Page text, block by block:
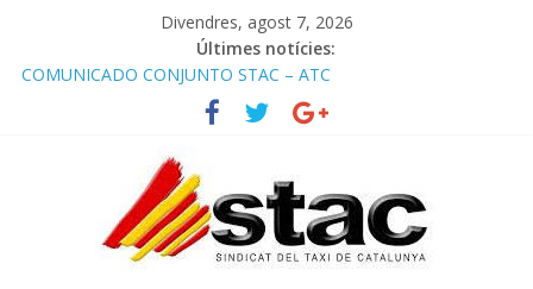
Divendres, agost 7, 2026
Últimes notícies:
COMUNICADO CONJUNTO STAC – ATC
Comunicado STAC/ ATC de la reunión con los Mossos d
‘Esquadra del aeropuerto de Barcelona.
Programa de Radio TAXI LIBRE 29.07.2026 en COOLTURA FM.
STAC/ATC SOLICITAN TAULA TÈCNICA PARA MEJORAR LA
OPERATIVA DE ENTRADA EN EL PUERTO DE BARCELONA.
Programa de Radio TAXI LIBRE 22.07.2026 en COOLTURA FM.